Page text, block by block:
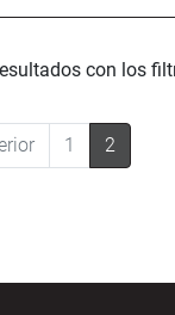
con los
Página anterior
1 2